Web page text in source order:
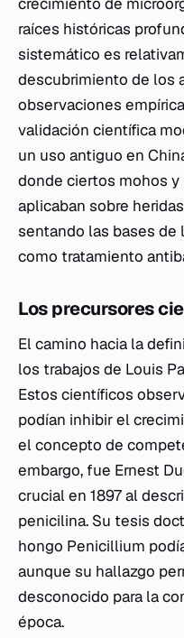
raíces históricas
sistemático es
descubrimiento de los
observaciones
validación científica
un uso antiguo en
donde ciertos mohos
aplicaban sobre
sentando las bases de
como tratamiento
Los precursores
El camino hacia la
los trabajos de Louis
Estos científicos
podían inhibir el
el concepto de
embargo, fue Ernest
crucial en 1897 al
penicilina. Su tesis
hongo Penicillium
aunque su hallazgo
desconocido para la
época.